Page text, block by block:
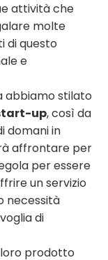
attività che
molte
di questo
e
abbiamo stilato
up, così da
domani in
affrontare per
per essere
un servizio
necessità
di
prodotto